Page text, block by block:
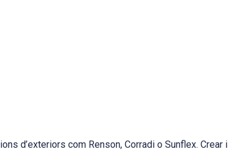
d’exteriors com Renson, Corradi o Sunflex. Crear i